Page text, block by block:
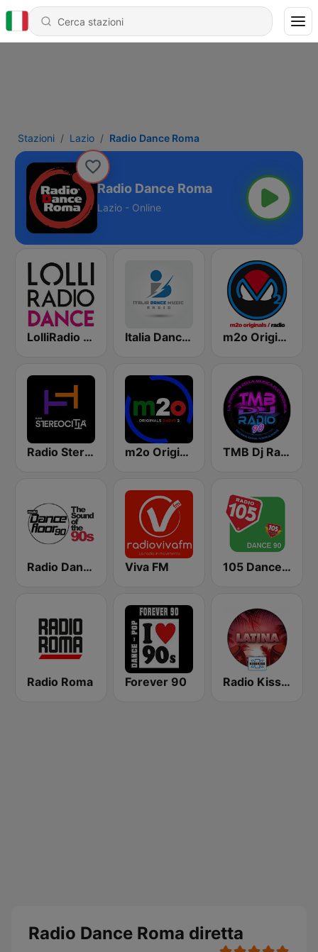
Stazioni Lazio Radio Dance Roma
Radio Dance Roma
Lazio - Online
LolliRadio Dance Italia Dance Music m2o Originals Radio
Radio Stereocittà m2o Originals Radio 2 TMB Dj Radio 90
Radio Dancefloor 90s Viva FM 105 Dance 90
Radio Roma Forever 90 Radio Kiss Kiss Latina
Radio Dance Roma diretta